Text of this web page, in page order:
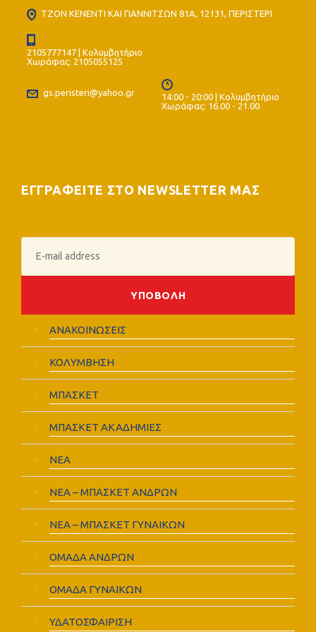
ΤΖΟΝ ΚΕΝΕΝΤΙ ΚΑΙ ΓΙΑΝΝΙΤΣΩΝ 81Α, 12131, ΠΕΡΙΣΤΕΡΙ
2105777147 | Κολυμβητήριο
Χωράφας: 2105055125
gs.peristeri@yahoo.gr
14:00 - 20:00 | Κολυμβητήριο
Χωράφας: 16.00 - 21.00
ΕΓΓΡΑΦΕΙΤΕ ΣΤΟ NEWSLETTER ΜΑΣ
ΑΝΑΚΟΙΝΩΣΕΙΣ
ΚΟΛΥΜΒΗΣΗ
ΜΠΑΣΚΕΤ
ΜΠΑΣΚΕΤ ΑΚΑΔΗΜΙΕΣ
ΝΕΑ
ΝΕΑ – ΜΠΑΣΚΕΤ ΑΝΔΡΩΝ
ΝΕΑ – ΜΠΑΣΚΕΤ ΓΥΝΑΙΚΩΝ
ΟΜΑΔΑ ΑΝΔΡΩΝ
ΟΜΑΔΑ ΓΥΝΑΙΚΩΝ
ΥΔΑΤΟΣΦΑΙΡΙΣΗ